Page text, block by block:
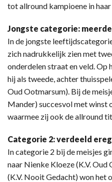
tot allround kampioene in
Jongste categorie:
In de jongste
zich nadrukkelijk zien met
onderdelen straat en veld. Op
hij als tweede, achter
Oud Ootmarsum). Bij de
Mander) succesvol met winst
waarmee zij ook de allround
Categorie 2: verdeeld
In categorie 2 bij de meisjes
naar Nienke Kloeze (K.V. Oud
(K.V. Nooit Gedacht) won het